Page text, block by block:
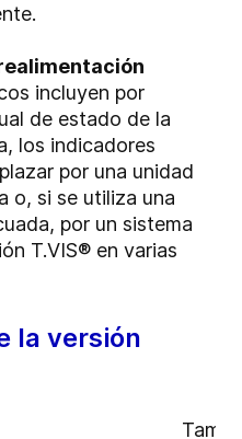
incluyen por
de estado de la
los indicadores
por una unidad
o, si se utiliza una
por un sistema
T.VIS® en varias
la versión